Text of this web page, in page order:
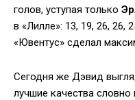
голов, уступая только
в «Лилле»: 13, 19, 26, 26,
«Ювентус» сделал
Сегодня же Дэвид
лучшие качества